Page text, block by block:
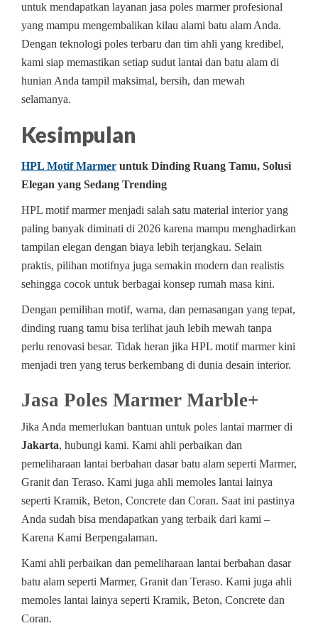
untuk mendapatkan layanan jasa poles marmer profesional
yang mampu mengembalikan kilau alami batu alam Anda.
Dengan teknologi poles terbaru dan tim ahli yang kredibel,
kami siap memastikan setiap sudut lantai dan batu alam di
hunian Anda tampil maksimal, bersih, dan mewah
selamanya.
Kesimpulan
HPL Motif Marmer untuk Dinding Ruang Tamu, Solusi
Elegan yang Sedang Trending
HPL motif marmer menjadi salah satu material interior yang
paling banyak diminati di 2026 karena mampu menghadirkan
tampilan elegan dengan biaya lebih terjangkau. Selain
praktis, pilihan motifnya juga semakin modern dan realistis
sehingga cocok untuk berbagai konsep rumah masa kini.
Dengan pemilihan motif, warna, dan pemasangan yang tepat,
dinding ruang tamu bisa terlihat jauh lebih mewah tanpa
perlu renovasi besar. Tidak heran jika HPL motif marmer kini
menjadi tren yang terus berkembang di dunia desain interior.
Jasa Poles Marmer Marble+
Jika Anda memerlukan bantuan untuk poles lantai marmer di
Jakarta, hubungi kami. Kami ahli perbaikan dan
pemeliharaan lantai berbahan dasar batu alam seperti Marmer,
Granit dan Teraso. Kami juga ahli memoles lantai lainya
seperti Kramik, Beton, Concrete dan Coran. Saat ini pastinya
Anda sudah bisa mendapatkan yang terbaik dari kami –
Karena Kami Berpengalaman.
Kami ahli perbaikan dan pemeliharaan lantai berbahan dasar
batu alam seperti Marmer, Granit dan Teraso. Kami juga ahli
memoles lantai lainya seperti Kramik, Beton, Concrete dan
Coran.